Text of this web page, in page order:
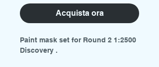
Acquista ora
Paint mask set for Round 2 1:2500
Discovery .